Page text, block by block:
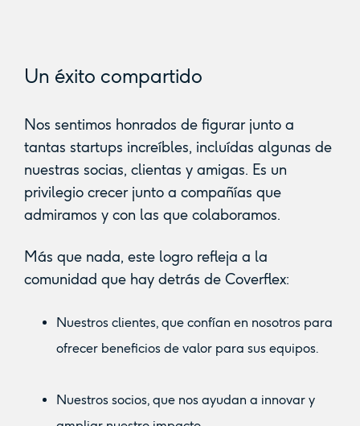
Un éxito compartido
Nos sentimos honrados de figurar junto a
tantas startups increíbles, incluídas algunas de
nuestras socias, clientas y amigas. Es un
privilegio crecer junto a compañías que
admiramos y con las que colaboramos.
Más que nada, este logro refleja a la
comunidad que hay detrás de Coverflex:
Nuestros clientes, que confían en nosotros para
ofrecer beneficios de valor para sus equipos.
Nuestros socios, que nos ayudan a innovar y